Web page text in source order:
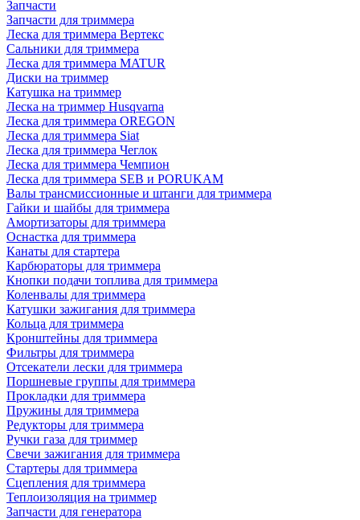
Запчасти
Запчасти для триммера
Леска для триммера Вертекс
Сальники для триммера
Леска для триммера MATUR
Диски на триммер
Катушка на триммер
Леска на триммер Husqvarna
Леска для триммера OREGON
Леска для триммера Siat
Леска для триммера Чеглок
Леска для триммера Чемпион
Леска для триммера SEB и PORUKAM
Валы трансмиссионные и штанги для триммера
Гайки и шайбы для триммера
Амортизаторы для триммера
Оснастка для триммера
Канаты для стартера
Карбюраторы для триммера
Кнопки подачи топлива для триммера
Коленвалы для триммера
Катушки зажигания для триммера
Кольца для триммера
Кронштейны для триммера
Фильтры для триммера
Отсекатели лески для триммера
Поршневые группы для триммера
Прокладки для триммера
Пружины для триммера
Редукторы для триммера
Ручки газа для триммер
Свечи зажигания для триммера
Стартеры для триммера
Сцепления для триммера
Теплоизоляция на триммер
Запчасти для генератора